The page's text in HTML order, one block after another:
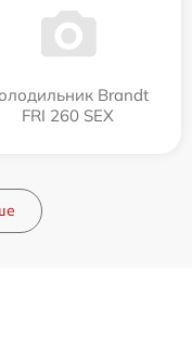
Brandt
FRI 260 SEX